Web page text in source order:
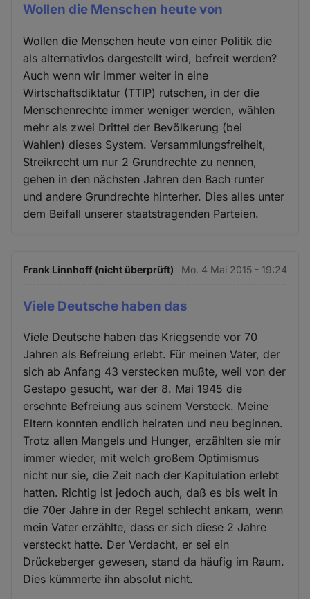
Wollen die Menschen heute von
Wollen die Menschen heute von einer Politik die
als alternativlos dargestellt wird, befreit werden?
Auch wenn wir immer weiter in eine
Wirtschaftsdiktatur (TTIP) rutschen, in der die
Menschenrechte immer weniger werden, wählen
mehr als zwei Drittel der Bevölkerung (bei
Wahlen) dieses System. Versammlungsfreiheit,
Streikrecht um nur 2 Grundrechte zu nennen,
gehen in den nächsten Jahren den Bach runter
und andere Grundrechte hinterher. Dies alles unter
dem Beifall unserer staatstragenden Parteien.
Frank Linnhoff (nicht überprüft) Mo. 4 Mai 2015 - 19:24
Viele Deutsche haben das
Viele Deutsche haben das Kriegsende vor 70
Jahren als Befreiung erlebt. Für meinen Vater, der
sich ab Anfang 43 verstecken mußte, weil von der
Gestapo gesucht, war der 8. Mai 1945 die
ersehnte Befreiung aus seinem Versteck. Meine
Eltern konnten endlich heiraten und neu beginnen.
Trotz allen Mangels und Hunger, erzählten sie mir
immer wieder, mit welch großem Optimismus
nicht nur sie, die Zeit nach der Kapitulation erlebt
hatten. Richtig ist jedoch auch, daß es bis weit in
die 70er Jahre in der Regel schlecht ankam, wenn
mein Vater erzählte, dass er sich diese 2 Jahre
versteckt hatte. Der Verdacht, er sei ein
Drückeberger gewesen, stand da häufig im Raum.
Dies kümmerte ihn absolut nicht.